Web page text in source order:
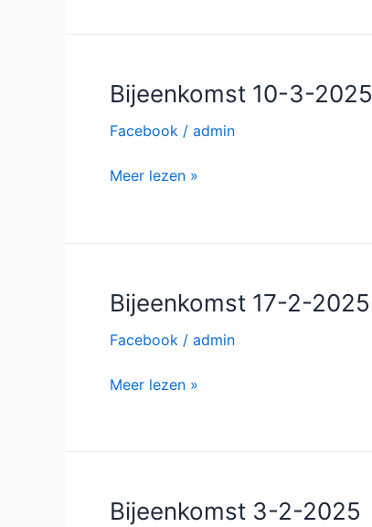
2025
Bijeenkomst 10-3-2025
Facebook / admin
Bijeenkomst
2025
Meer lezen »
Bijeenkomst 17-2-2025
Facebook / admin
Bijeenkomst
2025
Meer lezen »
Bijeenkomst 3-2-2025